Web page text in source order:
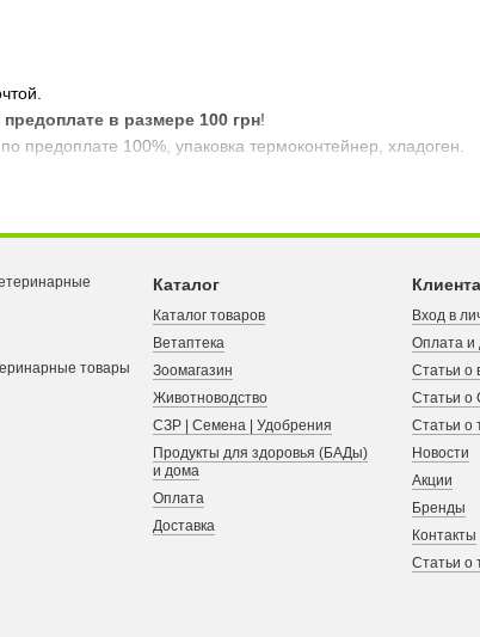
в размере 100 грн!
предоплате 100%, упаковка термоконтейнер, хладоген.
товары
Каталог
Каталог товаров
Ветаптека
Зоомагазин
Животноводство
СЗР | Семена | Удобрения
Продукты для здоровья (БАДы)
и дома
Оплата
Доставка
Вход в
Оплата и
Статьи о
Статьи о
Статьи о
Новости
Акции
Бренды
Контакты
Статьи о